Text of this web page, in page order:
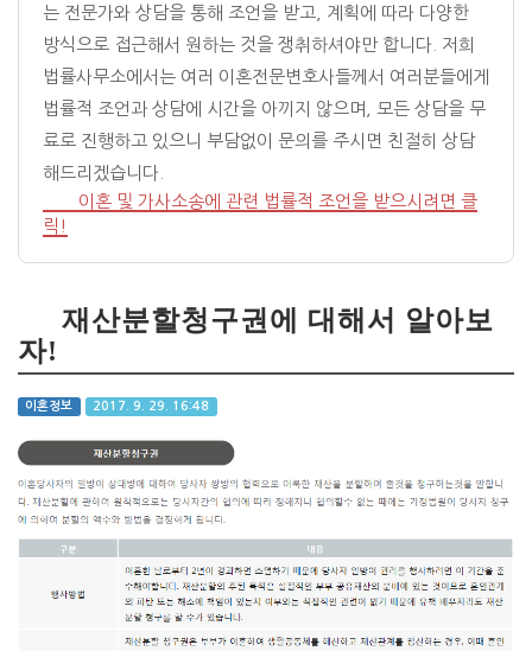
는 전문가와 상담을 통해 조언을 받고, 계획에 따라 다양한
방식으로 접근해서 원하는 것을 쟁취하셔야만 합니다. 저희
법률사무소에서는 여러 이혼전문변호사들께서 여러분들에게
법률적 조언과 상담에 시간을 아끼지 않으며, 모든 상담을 무
료로 진행하고 있으니 부담없이 문의를 주시면 친절히 상담
해드리겠습니다.
이혼 및 가사소송에 관련 법률적 조언을 받으시려면 클
릭!
재산분할청구권에 대해서 알아보
자!
이혼정보 2017. 9. 29. 16:48